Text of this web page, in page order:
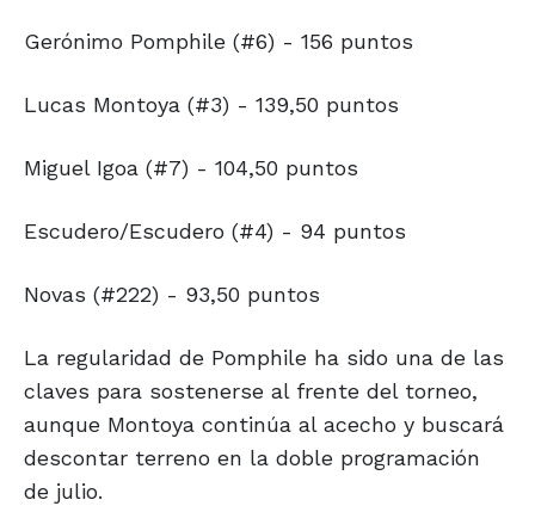
Gerónimo Pomphile (#6) - 156 puntos
Lucas Montoya (#3) - 139,50 puntos
Miguel Igoa (#7) - 104,50 puntos
Escudero/Escudero (#4) - 94 puntos
Novas (#222) - 93,50 puntos
La regularidad de Pomphile ha sido una de las
claves para sostenerse al frente del torneo,
aunque Montoya continúa al acecho y buscará
descontar terreno en la doble programación
de julio.